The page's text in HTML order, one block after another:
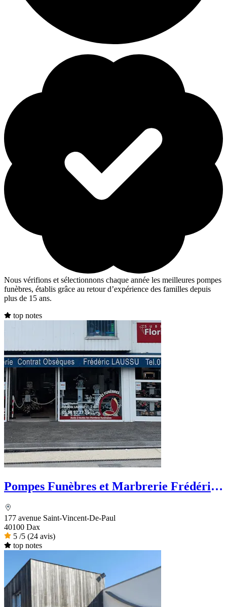
Nous vérifions et sélectionnons chaque année les meilleures pompes
funèbres, établis grâce au retour d’expérience des familles depuis
plus de 15 ans.
top notes
Pompes Funèbres et Marbrerie Frédéric
177 avenue Saint-Vincent-De-Paul
40100 Dax
5 /5 (24 avis)
top notes